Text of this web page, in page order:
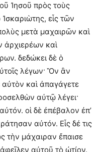
Ἰησοῦ πρὸς τοὺς
εἷς τῶν
μετὰ μαχαιρῶν καὶ
ἀρχιερέων καὶ
δεδώκει δὲ ὁ
λέγων· Ὃν ἂν
αὐτὸν καὶ ἀπαγάγετε
αὐτῷ λέγει·
οἱ δὲ ἐπέβαλον ἐπ’
αὐτόν. Εἷς δέ τις
τὴν μάχαιραν ἔπαισε
αὐτοῦ τὸ ὠτίον.